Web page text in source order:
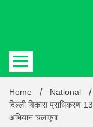
Home
National
दिल्ली विकास
अभियान चलाएगा